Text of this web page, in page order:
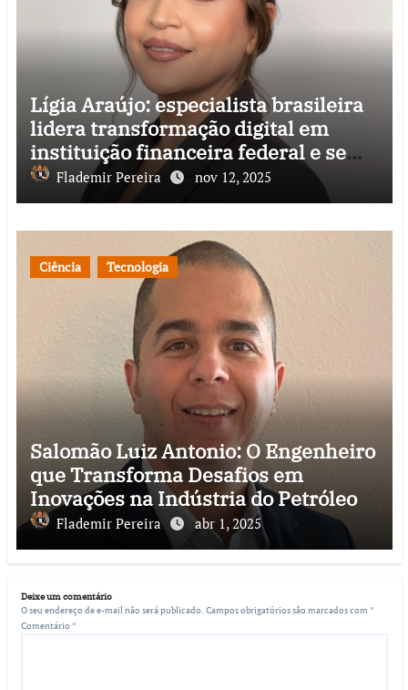
Lígia Araújo: especialista brasileira
lidera transformação digital em
instituição financeira federal e se
destaca pela inovação de impacto
nacional
Flademir Pereira nov 12, 2025
Ciência Tecnologia
Salomão Luiz Antonio: O Engenheiro
que Transforma Desafios em
Inovações na Indústria do Petróleo
Flademir Pereira abr 1, 2025
Deixe um comentário
O seu endereço de e-mail não será publicado. Campos obrigatórios são marcados com *
Comentário *